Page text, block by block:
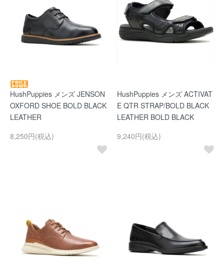
HushPuppies メンズ JENSON
OXFORD SHOE BOLD BLACK
LEATHER
8,250円(税込)
HushPuppies メンズ ACTIVAT
E QTR STRAP/BOLD BLACK
LEATHER BOLD BLACK
9,240円(税込)